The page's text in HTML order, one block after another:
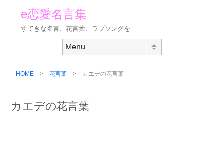
e恋愛名言集
すてきな名言、花言葉、ラブソングを
HOME > 花言葉 > カエデの花言葉
カエデの花言葉